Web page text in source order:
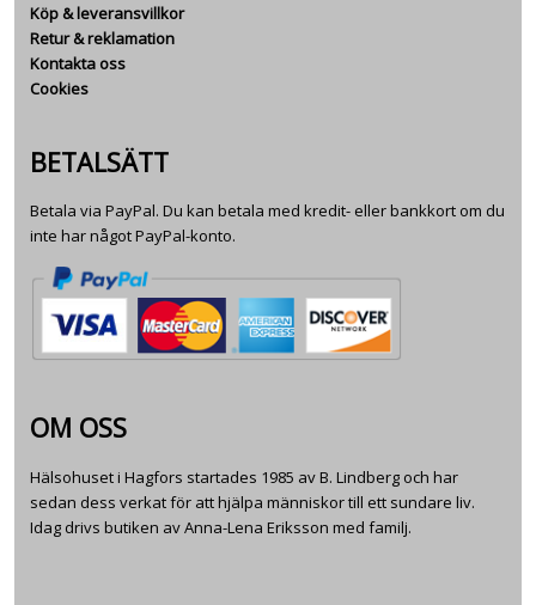
Köp & leveransvillkor
Retur & reklamation
Kontakta oss
Cookies
BETALSÄTT
Betala via PayPal. Du kan betala med kredit- eller bankkort om du
inte har något PayPal-konto.
OM OSS
Hälsohuset i Hagfors startades 1985 av B. Lindberg och har
sedan dess verkat för att hjälpa människor till ett sundare liv.
Idag drivs butiken av Anna-Lena Eriksson med familj.